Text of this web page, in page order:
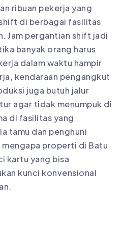
ribuan pekerja yang
di berbagai fasilitas
Jam pergantian shift jadi
banyak orang harus
dalam waktu hampir
kendaraan pengangkut
juga butuh jalur
agar tidak menumpuk di
di fasilitas yang
tamu dan penghuni
properti di Batu
kartu yang bisa
kunci konvensional